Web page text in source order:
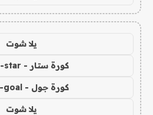
يلا شوت
كورة ستار - koora-star
كورة جول - koora-goal
يلا شوت